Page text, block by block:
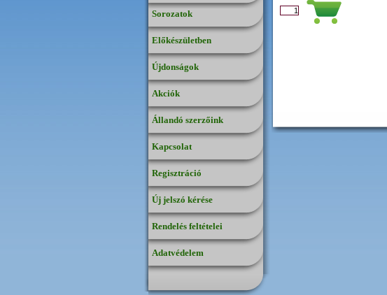
Sorozatok
Előkészületben
Újdonságok
Akciók
Állandó szerzőink
Kapcsolat
Regisztráció
Új jelszó kérése
Rendelés feltételei
Adatvédelem